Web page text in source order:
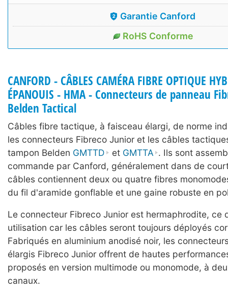
Garantie Canford
RoHS Conforme
CANFORD - CÂBLES CAMÉRA FIBRE OPTIQUE
ÉPANOUIS - HMA - Connecteurs de panneau
Belden Tactical
Câbles fibre tactique, à faisceau élargi, de norme
les connecteurs Fibreco Junior et les câbles
tampon Belden GMTTD et GMTTA . Ils sont
commande par Canford, généralement dans de
câbles contiennent deux ou quatre fibres
du fil d'aramide gonflable et une gaine robuste en
Le connecteur Fibreco Junior est hermaphrodite, ce
utilisation car les câbles seront toujours déployés
Fabriqués en aluminium anodisé noir, les
élargis Fibreco Junior offrent de hautes
proposés en version multimode ou monomode, à
canaux.